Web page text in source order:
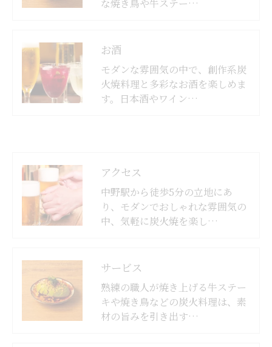
な焼き鳥や牛ステー…
お酒
モダンな雰囲気の中で、創作系炭
火焼料理と多彩なお酒を楽しめま
す。日本酒やワイン…
アクセス
中野駅から徒歩5分の立地にあ
り、モダンでおしゃれな雰囲気の
中、気軽に炭火焼を楽し…
サービス
熟練の職人が焼き上げる牛ステー
キや焼き鳥などの炭火料理は、素
材の旨みを引き出す…